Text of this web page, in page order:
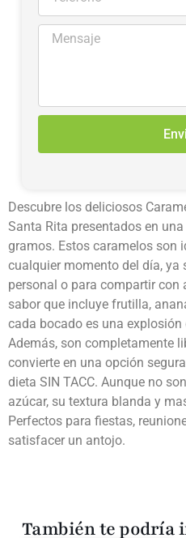
Descubre los deliciosos
Santa Rita presentados en
gramos. Estos caramelos son
cualquier momento del día, ya
personal o para compartir
sabor que incluye frutilla,
cada bocado es una
Además, son completamente
convierte en una opción
dieta SIN TACC. Aunque no
azúcar, su textura blanda y
Perfectos para fiestas,
satisfacer un antojo.
También te podría